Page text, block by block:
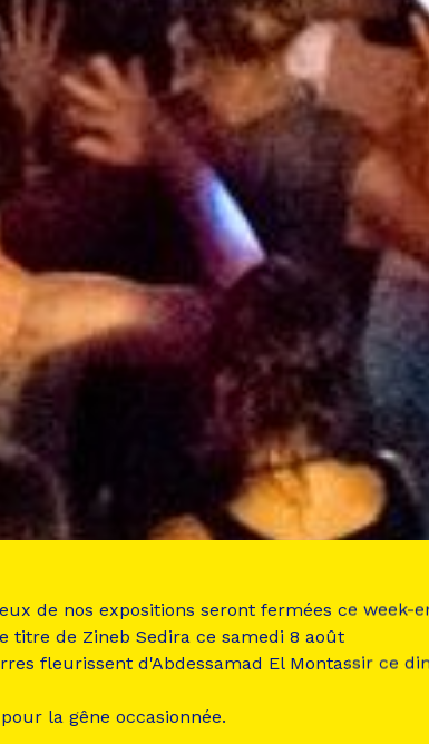
de nos expositions seront fermées ce week-
titre de Zineb Sedira ce samedi 8 août
fleurissent d'Abdessamad El Montassir ce
la gêne occasionnée.